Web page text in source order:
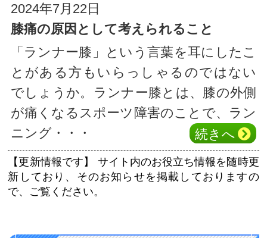
2024年7月22日
膝痛の原因として考えられること
「ランナー膝」という言葉を耳にしたこ
とがある方もいらっしゃるのではない
でしょうか。ランナー膝とは、膝の外側
が痛くなるスポーツ障害のことで、ラン
ニング・・・
続き へ
【更新情報です】
サイト内のお役立ち情報を随時更
新しており、そのお知らせを掲載しておりますの
で、ご覧ください。